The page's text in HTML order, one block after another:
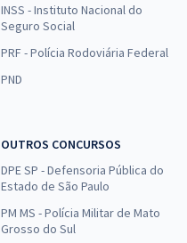
INSS - Instituto Nacional do
Seguro Social
PRF - Polícia Rodoviária Federal
PND
OUTROS CONCURSOS
DPE SP - Defensoria Pública do
Estado de São Paulo
PM MS - Polícia Militar de Mato
Grosso do Sul